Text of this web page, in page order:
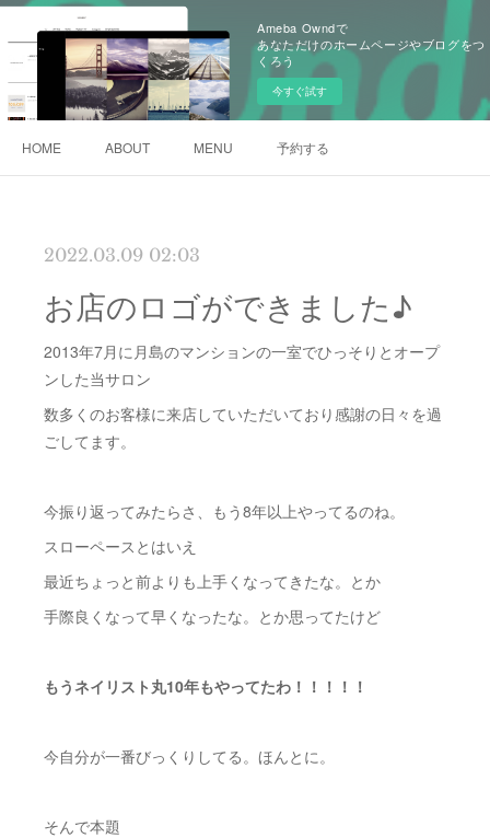
Ameba Owndで
あなただけのホームページやブログをつ
くろう
今すぐ試す
HOME ABOUT MENU 予約する
2022.03.09 02:03
お店のロゴができました♪
2013年7月に月島のマンションの一室でひっそりとオープ
ンした当サロン
数多くのお客様に来店していただいており感謝の日々を過
ごしてます。
今振り返ってみたらさ、もう8年以上やってるのね。
スローペースとはいえ
最近ちょっと前よりも上手くなってきたな。とか
手際良くなって早くなったな。とか思ってたけど
もうネイリスト丸10年もやってたわ！！！！！
今自分が一番びっくりしてる。ほんとに。
そんで本題